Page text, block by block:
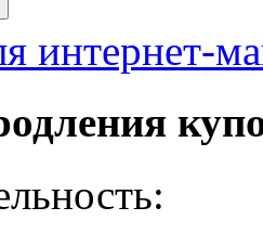
интернет-